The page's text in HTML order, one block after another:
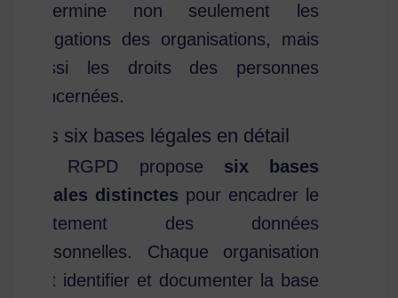
détermine non seulement les
obligations des organisations, mais
aussi les droits des personnes
concernées.
Les six bases légales en détail
Le RGPD propose six bases
légales distinctes pour encadrer le
traitement des données
personnelles. Chaque organisation
doit identifier et documenter la base